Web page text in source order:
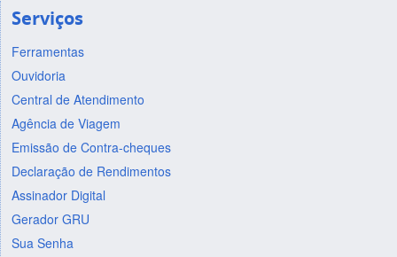
Serviços
Ferramentas
Ouvidoria
Central de Atendimento
Agência de Viagem
Emissão de Contra-cheques
Declaração de Rendimentos
Assinador Digital
Gerador GRU
Sua Senha